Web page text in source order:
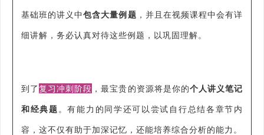
基础班的讲义中包含大量例题 ，并且在视频课程中会有详
细讲解，务必认真对待这些例题，以巩固理解。
到了复习冲刺阶段 ，最宝贵的资源将是你的个人讲义笔记
和经典题 。有能力的同学还可以尝试自行总结各章节内
容，这不仅有助于加深记忆，还能培养综合分析的能力。